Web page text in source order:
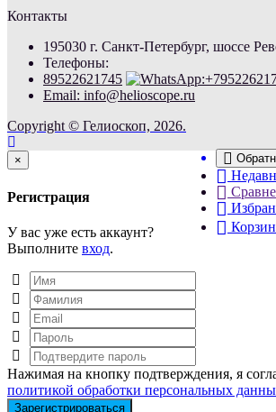
Контакты
195030 г. Санкт-Петербург, шоссе
Телефоны:
89522621745
Email: info@helioscope.ru
Copyright © Гелиоскоп, 2026.
×
Регистрация
У вас уже есть аккаунт?
Выполните вход.
Нажимая на кнопку подтверждения, я
политикой обработки персональных